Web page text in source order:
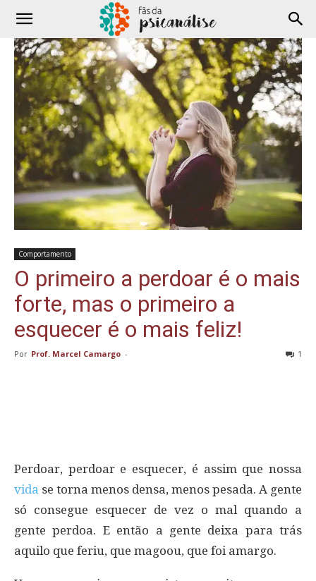
Comportamento
O primeiro a perdoar é o mais
forte, mas o primeiro a
esquecer é o mais feliz!
Por Prof. Marcel Camargo - 1
Perdoar, perdoar e esquecer, é assim que nossa
vida se torna menos densa, menos pesada. A gente
só consegue esquecer de vez o mal quando a
gente perdoa. E então a gente deixa para trás
aquilo que feriu, que magoou, que foi amargo.